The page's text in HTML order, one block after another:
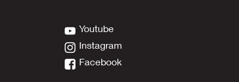
Youtube
Instagram
Facebook